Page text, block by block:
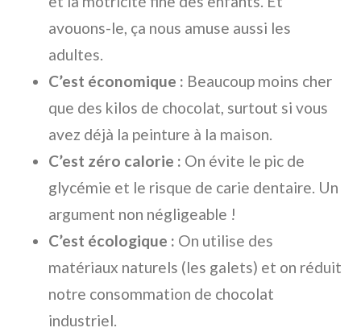
avouons-le, ça nous amuse aussi les
adultes.
C’est économique : Beaucoup moins cher
que des kilos de chocolat, surtout si vous
avez déjà la peinture à la maison.
C’est zéro calorie : On évite le pic de
glycémie et le risque de carie dentaire. Un
argument non négligeable !
C’est écologique : On utilise des
matériaux naturels (les galets) et on réduit
notre consommation de chocolat
industriel.